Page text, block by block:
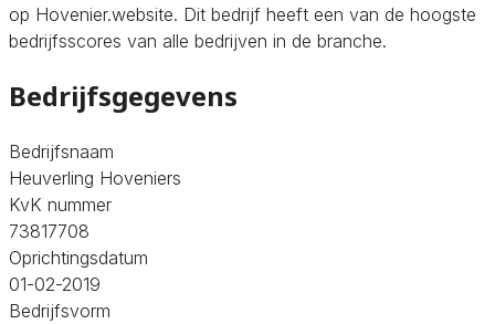
op Hovenier.website. Dit bedrijf heeft een van de hoogste
bedrijfsscores van alle bedrijven in de branche.
Bedrijfsgegevens
Bedrijfsnaam
Heuverling Hoveniers
KvK nummer
73817708
Oprichtingsdatum
01-02-2019
Bedrijfsvorm